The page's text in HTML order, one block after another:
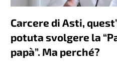
Carcere di Asti,
potuta svolgere la
papà”. Ma perché?